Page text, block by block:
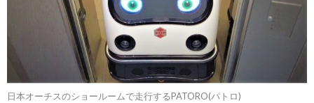
日本オーチスのショールームで走行するPATORO(パトロ)